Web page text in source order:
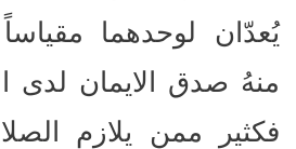
يُعدّان لوحدهما مقياساً
منهُ صدق الايمان لدى
فكثير ممن يلازم